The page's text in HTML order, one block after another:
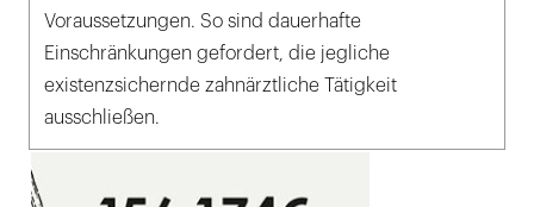
Voraussetzungen. So sind dauerhafte
Einschränkungen gefordert, die jegliche
existenzsichernde zahnärztliche Tätigkeit
ausschließen.